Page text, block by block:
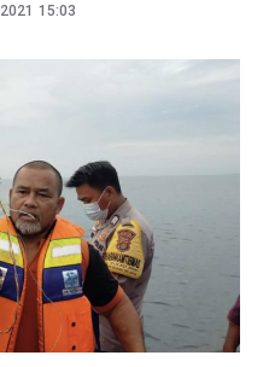
«Ъ». По словам
«Ее
15:03